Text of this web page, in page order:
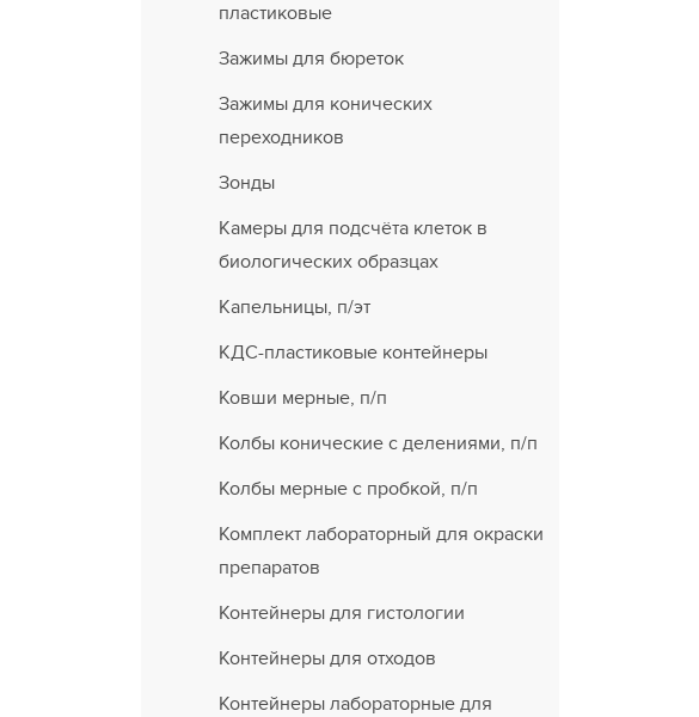
пластиковые
Зажимы для бюреток
Зажимы для конических
переходников
Зонды
Камеры для подсчёта клеток в
биологических образцах
Капельницы, п/эт
КДС-пластиковые контейнеры
Ковши мерные, п/п
Колбы конические с делениями, п/п
Колбы мерные с пробкой, п/п
Комплект лабораторный для окраски
препаратов
Контейнеры для гистологии
Контейнеры для отходов
Контейнеры лабораторные для